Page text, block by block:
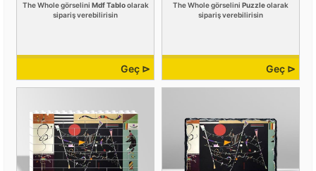
The Whole görselini Mdf Tabloolarak
sipariş verebilirisin
Geç ⊳
The Whole görselini Puzzleolarak
sipariş verebilirisin
Geç ⊳